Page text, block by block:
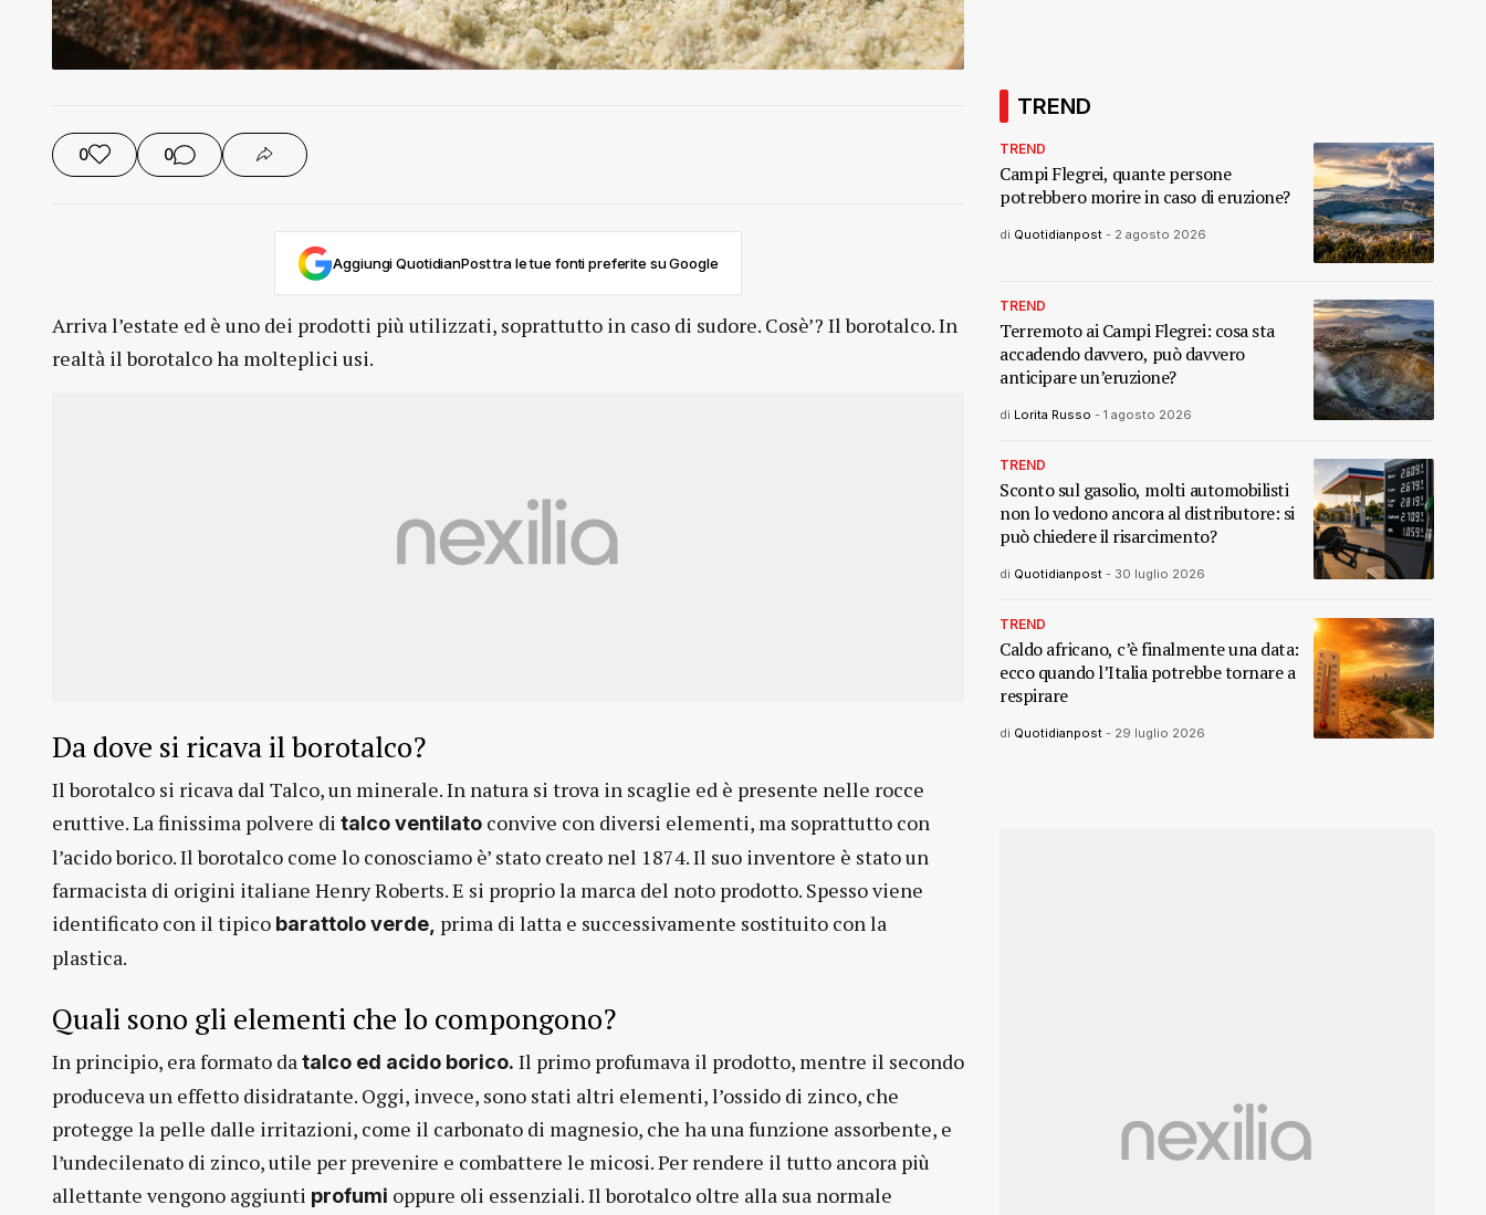
0 0
Aggiungi QuotidianPost tra le tue fonti preferite su Google
Arriva l’estate ed è uno dei prodotti più utilizzati, soprattutto in caso di sudore. Cosè’? Il borotalco. In
realtà il borotalco ha molteplici usi.
Da dove si ricava il borotalco?
Il borotalco si ricava dal Talco, un minerale. In natura si trova in scaglie ed è presente nelle rocce
eruttive. La finissima polvere di talco ventilato convive con diversi elementi, ma soprattutto con
l’acido borico. Il borotalco come lo conosciamo è’ stato creato nel 1874. Il suo inventore è stato un
farmacista di origini italiane Henry Roberts. E si proprio la marca del noto prodotto. Spesso viene
identificato con il tipico barattoloverde, prima di latta e successivamente sostituito con la
plastica.
Quali sono gli elementi che lo compongono?
In principio, era formato datalco ed acido borico. Il primo profumava il prodotto, mentre il secondo
produceva un effetto disidratante. Oggi, invece, sono stati altri elementi, l’ossido di zinco, che
protegge la pelle dalle irritazioni, come il carbonato di magnesio, che ha una funzione assorbente, e
l’undecilenato di zinco, utile per prevenire e combattere le micosi. Per rendere il tutto ancora più
allettante vengono aggiunti profumi oppure oli essenziali. Il borotalco oltre alla sua normale
TREND
TREND
Campi Flegrei, quante persone
potrebbero morire in caso di eruzione?
di Quotidianpost - 2 agosto 2026
TREND
Terremoto ai Campi Flegrei: cosa sta
accadendo davvero, può davvero
anticipare un’eruzione?
di Lorita Russo - 1 agosto 2026
TREND
Sconto sul gasolio, molti automobilisti
non lo vedono ancora al distributore: si
può chiedere il risarcimento?
di Quotidianpost - 30 luglio 2026
TREND
Caldo africano, c’è finalmente una data:
ecco quando l’Italia potrebbe tornare a
respirare
di Quotidianpost - 29 luglio 2026